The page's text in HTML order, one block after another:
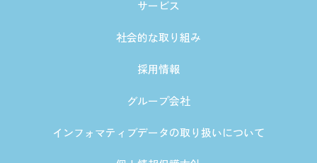
サービス
社会的な取り組み
採用情報
グループ会社
インフォマティブデータの取り扱いについて